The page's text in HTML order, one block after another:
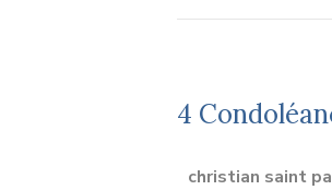
4
christian saint